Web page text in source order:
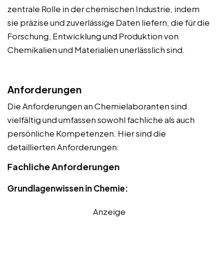
zentrale Rolle in der chemischen Industrie, indem
sie präzise und zuverlässige Daten liefern, die für die
Forschung, Entwicklung und Produktion von
Chemikalien und Materialien unerlässlich sind.
Anforderungen
Die Anforderungen an Chemielaboranten sind
vielfältig und umfassen sowohl fachliche als auch
persönliche Kompetenzen. Hier sind die
detaillierten Anforderungen:
Fachliche Anforderungen
Grundlagenwissen in Chemie:
Anzeige